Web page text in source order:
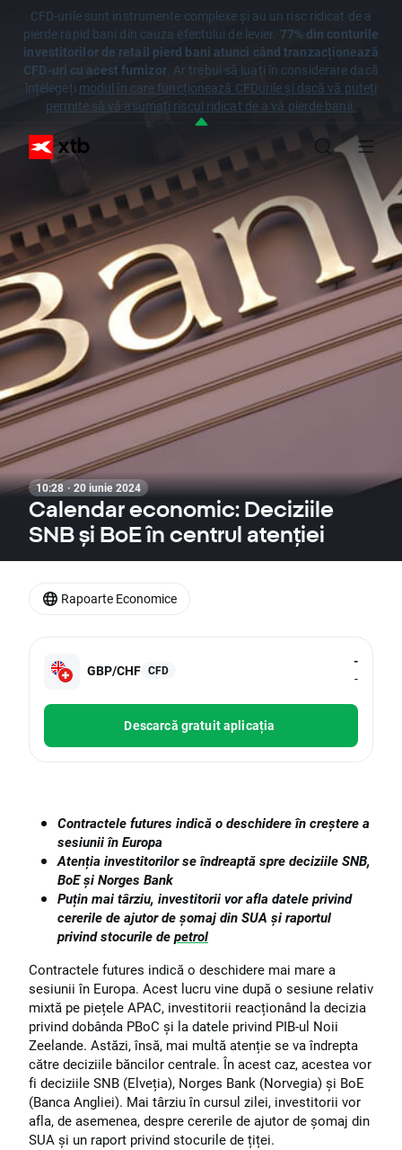
CFD-urile sunt instrumente complexe și au un risc ridicat de a
pierde rapid bani din cauza efectului de levier. 77% din conturile
investitorilor de retail pierd bani atunci când tranzacționează
CFD-uri cu acest furnizor. Ar trebui să luați în considerare dacă
înțelegeți modul în care funcționează CFDurile și dacă vă puteți
permite să vă asumați riscul ridicat de a vă pierde banii.
10:28 · 20 iunie 2024
Calendar economic: Deciziile
SNB și BoE în centrul atenției
GBP/CHF CFD
-
-
Descarcă gratuit aplicația
Contractele futures indică o deschidere în creștere a
sesiunii în Europa
Atenția investitorilor se îndreaptă spre deciziile SNB,
BoE și Norges Bank
Puțin mai târziu, investitorii vor afla datele privind
cererile de ajutor de șomaj din SUA și raportul
privind stocurile de petrol
Contractele futures indică o deschidere mai mare a
sesiunii în Europa. Acest lucru vine după o sesiune relativ
mixtă pe piețele APAC, investitorii reacționând la decizia
privind dobânda PBoC și la datele privind PIB-ul Noii
Zeelande. Astăzi, însă, mai multă atenție se va îndrepta
către deciziile băncilor centrale. În acest caz, acestea vor
fi deciziile SNB (Elveția), Norges Bank (Norvegia) și BoE
(Banca Angliei). Mai târziu în cursul zilei, investitorii vor
afla, de asemenea, despre cererile de ajutor de șomaj din
SUA și un raport privind stocurile de țiței.
Rapoarte Economice